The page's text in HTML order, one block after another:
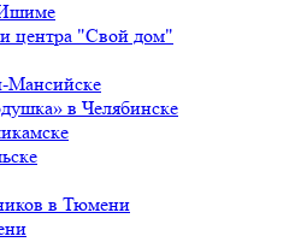
центра "Свой дом"
в Челябинске
в Тюмени